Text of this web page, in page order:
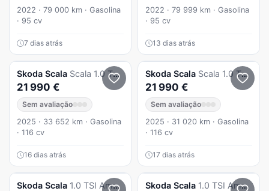
2022 · 79 000 km · Gasolina
· 95 cv
7 dias atrás
2022 · 79 999 km · Gasolina
· 95 cv
13 dias atrás
Skoda Scala Scala 1.0 TSI DSG
21 990 €
Sem avaliação
2025 · 33 652 km · Gasolina
· 116 cv
16 dias atrás
Skoda Scala Scala 1.0 TSI Selection DSG
21 990 €
Sem avaliação
2025 · 31 020 km · Gasolina
· 116 cv
17 dias atrás
Skoda Scala 1.0 TSI Ambition Skoda Scala 1.0 TSI Ambition